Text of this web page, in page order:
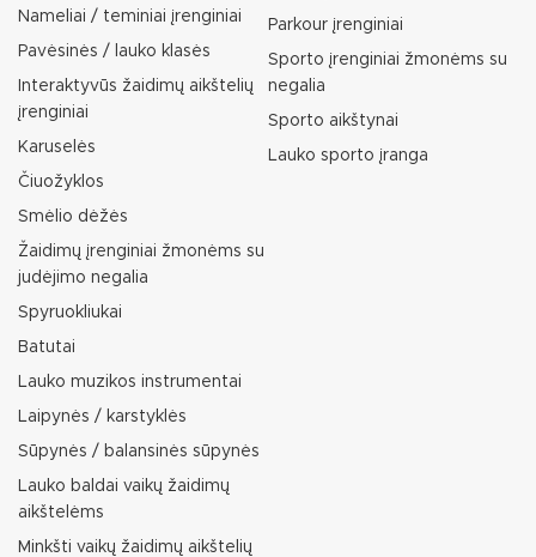
Nameliai / teminiai įrenginiai
Pavėsinės / lauko klasės
Interaktyvūs žaidimų aikštelių
įrenginiai
Karuselės
Čiuožyklos
Smėlio dėžės
Žaidimų įrenginiai žmonėms su
judėjimo negalia
Spyruokliukai
Batutai
Lauko muzikos instrumentai
Laipynės / karstyklės
Sūpynės / balansinės sūpynės
Lauko baldai vaikų žaidimų
aikštelėms
Minkšti vaikų žaidimų aikštelių
Parkour įrenginiai
Sporto įrenginiai žmonėms su
negalia
Sporto aikštynai
Lauko sporto įranga